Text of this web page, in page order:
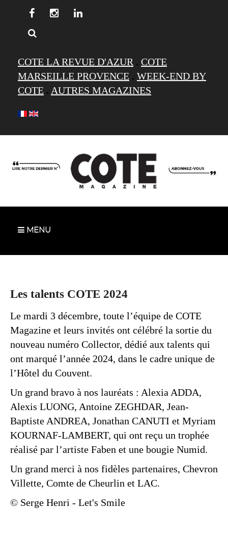
COTE LA REVUE D'AZUR . COTE
MARSEILLE PROVENCE . WEEK-END BY
COTE . AUTRES MAGAZINES
MENU
Les talents COTE 2024
Le mardi 3 décembre, toute l’équipe de COTE
Magazine et leurs invités ont célébré la sortie du
nouveau numéro Collector, dédié aux talents qui
ont marqué l’année 2024, dans le cadre unique de
l’Hôtel du Couvent.
Un grand bravo à nos lauréats : Alexia ADDA,
Alexis LUONG, Antoine ZEGHDAR, Jean-
Baptiste ANDREA, Jonathan CANUTI et Myriam
KOURNAF-LAMBERT, qui ont reçu un trophée
réalisé par l’artiste Faben et une bougie Numid.
Un grand merci à nos fidèles partenaires, Chevron
Villette, Comte de Cheurlin et LAC.
© Serge Henri - Let's Smile